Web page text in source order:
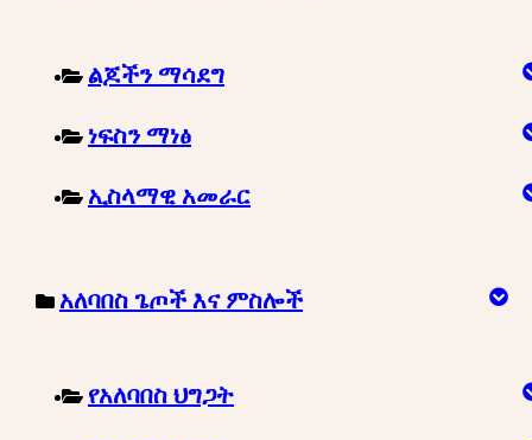
ልጆችን ማሳደግ
ነፍስን ማነፅ
ኢስላማዊ አመራር
አለባበስ ጌጦች እና ምስሎች
የአለባበስ ህግጋት